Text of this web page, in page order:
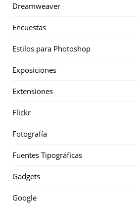
Dreamweaver
Encuestas
Estilos para Photoshop
Exposiciones
Extensiones
Flickr
Fotografía
Fuentes Tipográficas
Gadgets
Google